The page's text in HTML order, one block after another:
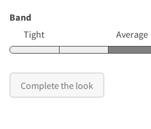
Band
Tight
Average
Complete the look